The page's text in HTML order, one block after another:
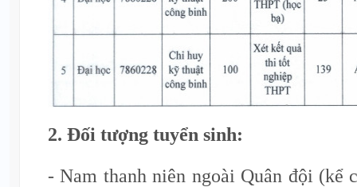
2. Đối tượng tuyển sinh:
- Nam thanh niên ngoài Quân đội (kể